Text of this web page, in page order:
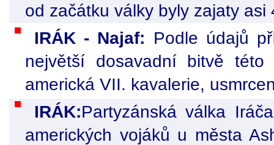
od začátku války byly zajaty
IRÁK - Najaf: Podle údajů
největší dosavadní bitvě
americká VII. kavalerie,
IRÁK:Partyzánská válka
amerických vojáků u města